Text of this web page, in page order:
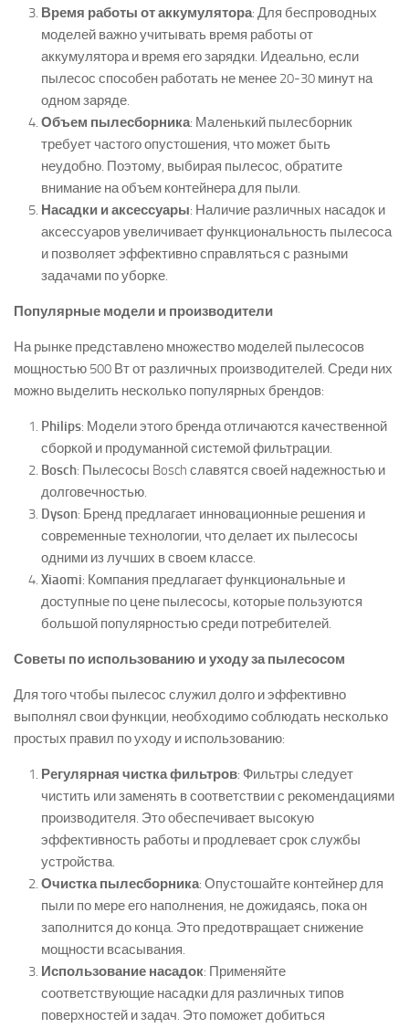
Время работы от аккумулятора: Для беспроводных
моделей важно учитывать время работы от
аккумулятора и время его зарядки. Идеально, если
пылесос способен работать не менее 20-30 минут на
одном заряде.
Объем пылесборника: Маленький пылесборник
требует частого опустошения, что может быть
неудобно. Поэтому, выбирая пылесос, обратите
внимание на объем контейнера для пыли.
Насадки и аксессуары: Наличие различных насадок и
аксессуаров увеличивает функциональность пылесоса
и позволяет эффективно справляться с разными
задачами по уборке.
Популярные модели и производители
На рынке представлено множество моделей пылесосов
мощностью 500 Вт от различных производителей. Среди них
можно выделить несколько популярных брендов:
Philips: Модели этого бренда отличаются качественной
сборкой и продуманной системой фильтрации.
Bosch: Пылесосы Bosch славятся своей надежностью и
долговечностью.
Dyson: Бренд предлагает инновационные решения и
современные технологии, что делает их пылесосы
одними из лучших в своем классе.
Xiaomi: Компания предлагает функциональные и
доступные по цене пылесосы, которые пользуются
большой популярностью среди потребителей.
Советы по использованию и уходу за пылесосом
Для того чтобы пылесос служил долго и эффективно
выполнял свои функции, необходимо соблюдать несколько
простых правил по уходу и использованию:
Регулярная чистка фильтров: Фильтры следует
чистить или заменять в соответствии с рекомендациями
производителя. Это обеспечивает высокую
эффективность работы и продлевает срок службы
устройства.
Очистка пылесборника: Опустошайте контейнер для
пыли по мере его наполнения, не дожидаясь, пока он
заполнится до конца. Это предотвращает снижение
мощности всасывания.
Использование насадок: Применяйте
соответствующие насадки для различных типов
поверхностей и задач. Это поможет добиться